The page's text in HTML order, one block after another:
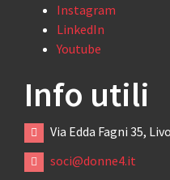
Instagram
LinkedIn
Youtube
Info utili
Via Edda Fagni 35,
soci@donne4.it